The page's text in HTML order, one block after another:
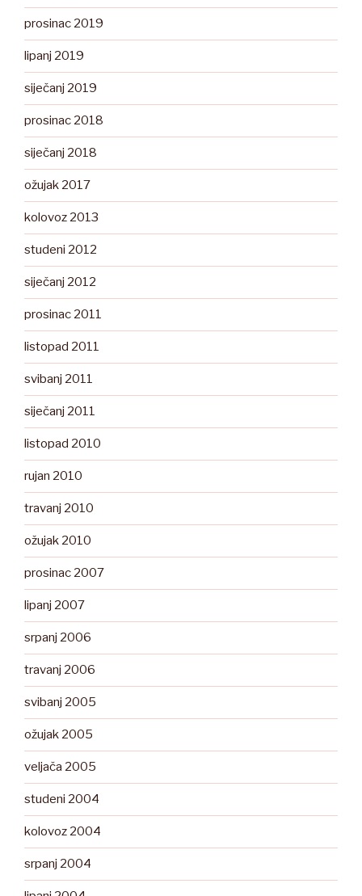
prosinac 2019
lipanj 2019
siječanj 2019
prosinac 2018
siječanj 2018
ožujak 2017
kolovoz 2013
studeni 2012
siječanj 2012
prosinac 2011
listopad 2011
svibanj 2011
siječanj 2011
listopad 2010
rujan 2010
travanj 2010
ožujak 2010
prosinac 2007
lipanj 2007
srpanj 2006
travanj 2006
svibanj 2005
ožujak 2005
veljača 2005
studeni 2004
kolovoz 2004
srpanj 2004